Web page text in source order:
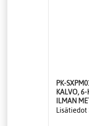
PK-
KALVO,
ILMAN
Lisätiedot